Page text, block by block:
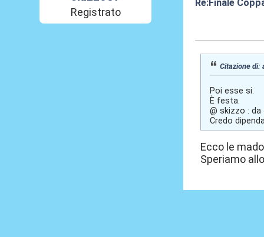
Registrato
Re:Finale
Citazione di:
Poi esse si.
È festa.
@ skizzo :
Credo
Ecco le
Speriamo